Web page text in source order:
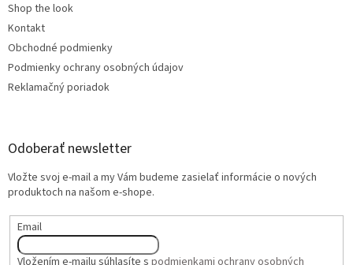
Shop the look
Kontakt
Obchodné podmienky
Podmienky ochrany osobných údajov
Reklamačný poriadok
Odoberať newsletter
Vložte svoj e-mail a my Vám budeme zasielať informácie o nových
produktoch na našom e-shope.
Email